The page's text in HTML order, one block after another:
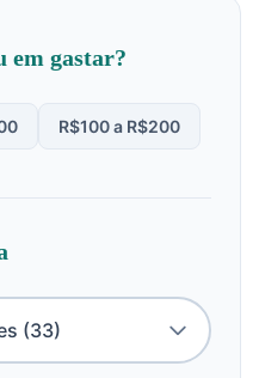
em gastar?
R$100 a R$200